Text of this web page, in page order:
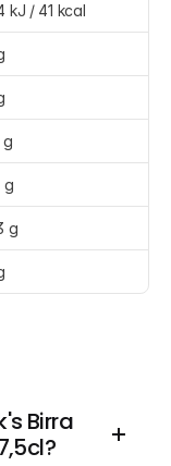
kJ / 41 kcal
g
g
g
Birra